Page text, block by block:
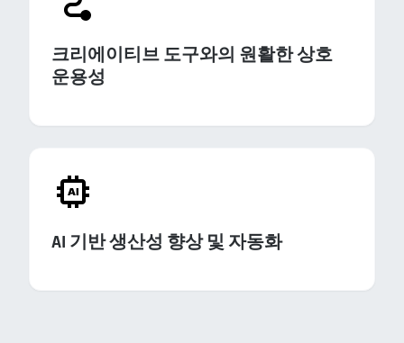
크리에이티브 도구와의 원활한 상호
운용성
AI 기반 생산성 향상 및 자동화